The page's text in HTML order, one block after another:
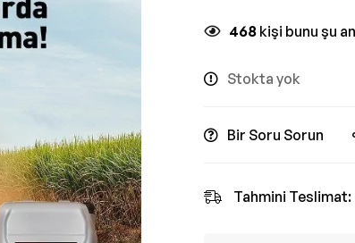
468 kişi bunu şu
Stokta yok
Bir Soru Sorun
Tahmini Teslimat: